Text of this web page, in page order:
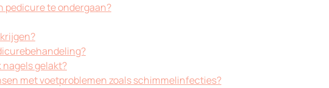
pedicure te ondergaan?
gelakt?
met voetproblemen zoals schimmelinfecties?